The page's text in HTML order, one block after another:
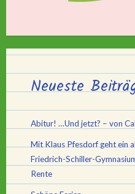
Neueste
Abitur! …Und jetzt? – von
Mit Klaus Pfesdorf geht ein
Friedrich-Schiller-
Rente